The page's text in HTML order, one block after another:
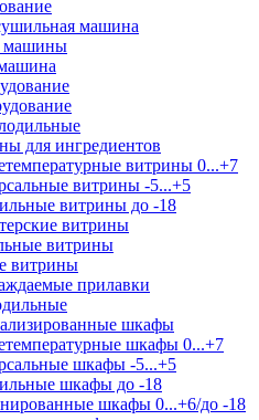
машина
машины
для ингредиентов
витрины 0...+7
витрины -5...+5
витрины до -18
витрины
витрины
витрины
прилавки
шкафы
шкафы 0...+7
шкафы -5...+5
шкафы до -18
шкафы 0...+6/до -18